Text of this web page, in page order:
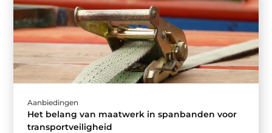
Aanbiedingen
Het belang van maatwerk in spanbanden voor
transportveiligheid